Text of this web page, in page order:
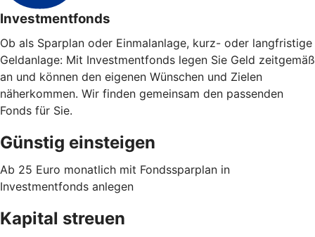
Investmentfonds
Ob als Sparplan oder Einmalanlage, kurz- oder langfristige
Geldanlage: Mit Investmentfonds legen Sie Geld zeitgemäß
an und können den eigenen Wünschen und Zielen
näherkommen. Wir finden gemeinsam den passenden
Fonds für Sie.
Günstig einsteigen
Ab 25 Euro monatlich mit Fondssparplan in
Investmentfonds anlegen
Kapital streuen